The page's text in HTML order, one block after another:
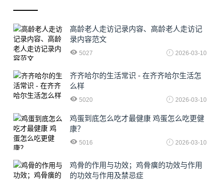
高龄老人走访记录内容、高龄老人走访记
录内容范文
5027 2026-03-10
齐齐哈尔的生活常识 - 在齐齐哈尔生活怎
么样
5020 2026-03-10
鸡蛋到底怎么吃才最健康 鸡蛋怎么吃更健
康？
5016 2026-03-10
鸡骨的作用与功效；鸡骨癀的功效与作用
的功效与作用及禁忌症